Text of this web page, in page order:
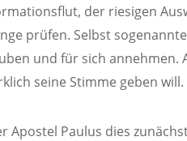
der riesigen
prüfen. Selbst
und für sich annehmen.
seine Stimme geben
Apostel Paulus dies